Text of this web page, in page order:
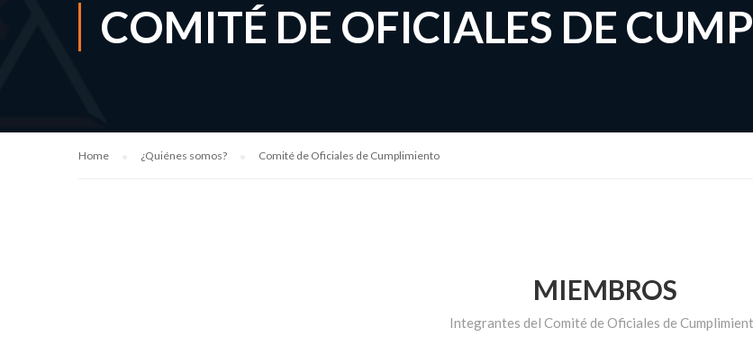
COMITÉ DE OFICIALES DE
Home ¿Quiénes somos? Comité de Oficiales de Cumplimiento
MIEMBROS
Integrantes del Comité de Oficiales de